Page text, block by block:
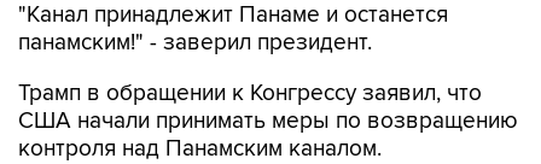
"Канал принадлежит Панаме и останется
панамским!" - заверил президент.
Трамп в обращении к Конгрессу заявил, что
США начали принимать меры по возвращению
контроля над Панамским каналом.